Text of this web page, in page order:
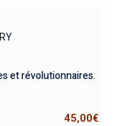
et révolutionnaires.
45,00€